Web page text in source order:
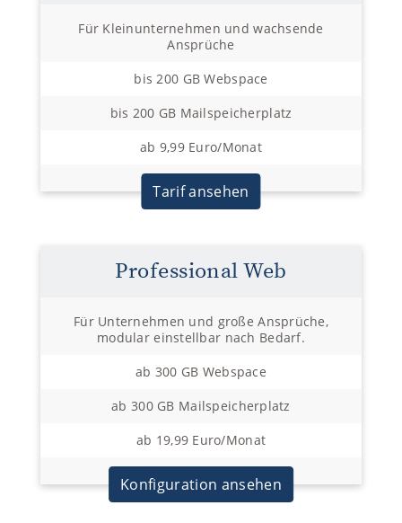
Für Kleinunternehmen und wachsende
Ansprüche
bis 200 GB Webspace
bis 200 GB Mailspeicherplatz
ab 9,99 Euro/Monat
Tarif ansehen
Professional Web
Für Unternehmen und große Ansprüche,
modular einstellbar nach Bedarf.
ab 300 GB Webspace
ab 300 GB Mailspeicherplatz
ab 19,99 Euro/Monat
Konfiguration ansehen